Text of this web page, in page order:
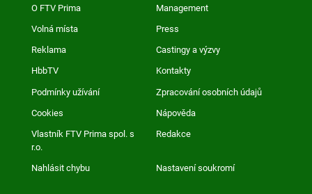
O FTV Prima Management
Volná místa Press
Reklama Castingy a výzvy
HbbTV Kontakty
Podmínky užívání Zpracování osobních údajů
Cookies Nápověda
Vlastník FTV Prima spol. s
r.o.
Redakce
Nahlásit chybu Nastavení soukromí